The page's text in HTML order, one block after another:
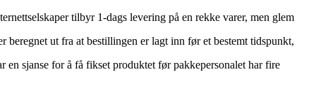
tilbyr 1-dags levering på en rekke varer, men glem
beregnet ut fra at bestillingen er lagt inn før et bestemt tidspunkt,
en sjanse for å få fikset produktet før pakkepersonalet har fire